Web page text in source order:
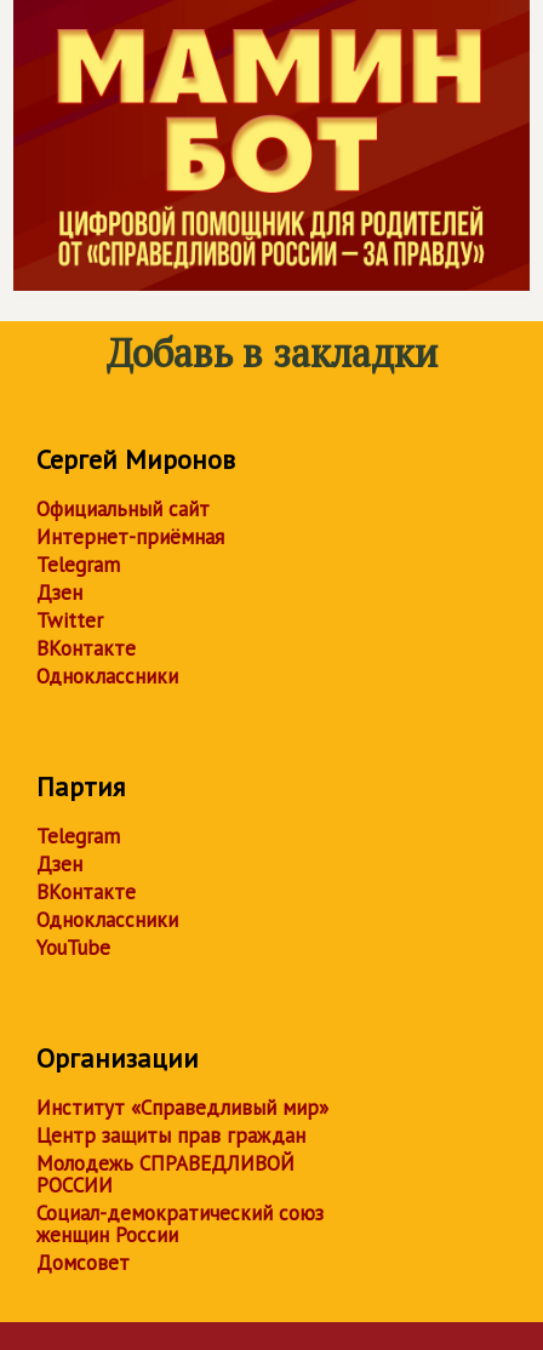
Добавь в закладки
Сергей Миронов
Официальный сайт
Интернет-приёмная
Telegram
Дзен
Twitter
ВКонтакте
Одноклассники
Партия
Telegram
Дзен
ВКонтакте
Одноклассники
YouTube
Организации
Институт «Справедливый мир»
Центр защиты прав граждан
Молодежь СПРАВЕДЛИВОЙ
РОССИИ
Социал-демократический союз
женщин России
Домсовет